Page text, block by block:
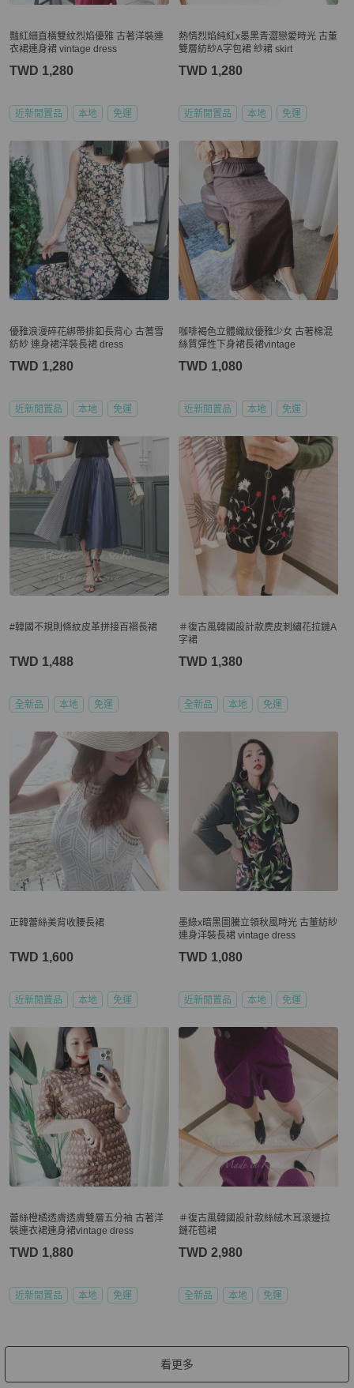
豔紅細直橫雙紋烈焰優雅 古著洋裝連
衣裙連身裙 vintage dress
TWD 1,280
近新閒置品 本地 免運
熱情烈焰純紅x墨黑青澀戀愛時光 古董
雙層紡紗A字包裙 紗裙 skirt
TWD 1,280
近新閒置品 本地 免運
優雅浪漫碎花綁帶排釦長背心 古蓍雪
紡紗 連身裙洋裝長裙 dress
TWD 1,280
近新閒置品 本地 免運
咖啡褐色立體織紋優雅少女 古著棉混
絲質彈性下身裙長裙vintage
TWD 1,080
近新閒置品 本地 免運
#韓國不規則條紋皮革拼接百褶長裙
TWD 1,488
全新品 本地 免運
＃復古風韓國設計款麂皮刺繡花拉鏈A
字裙
TWD 1,380
全新品 本地 免運
正韓蕾絲美背收腰長裙
TWD 1,600
近新閒置品 本地 免運
墨綠x暗黑圖騰立領秋風時光 古董紡紗
連身洋裝長裙 vintage dress
TWD 1,080
近新閒置品 本地 免運
蕾絲橙橘透膚透膚雙層五分袖 古著洋
裝連衣裙連身裙vintage dress
TWD 1,880
近新閒置品 本地 免運
＃復古風韓國設計款絲絨木耳滾邊拉
鏈花苞裙
TWD 2,980
全新品 本地 免運
看更多